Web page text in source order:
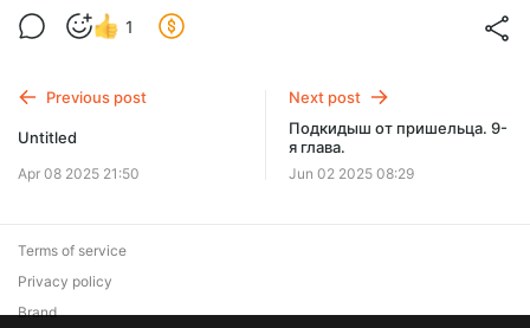
1
Previous post
Untitled
Apr 08 2025 21:50
Next post
Подкидыш от пришельца. 9-
я глава.
Jun 02 2025 08:29
Terms of service
Privacy policy
Brand